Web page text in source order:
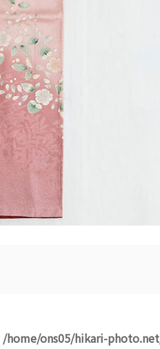
/home/ons05/hikari-